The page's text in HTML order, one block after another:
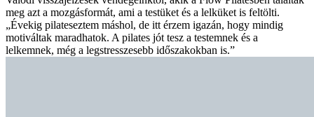
meg azt a mozgásformát, ami a testüket és a lelküket is feltölti.
„Évekig pilateseztem máshol, de itt érzem igazán, hogy mindig
motiváltak maradhatok. A pilates jót tesz a testemnek és a
lelkemnek, még a legstresszesebb időszakokban is.”